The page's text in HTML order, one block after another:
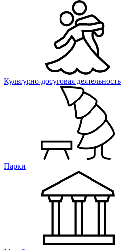
Культурно-досуговая деятельность
Парки